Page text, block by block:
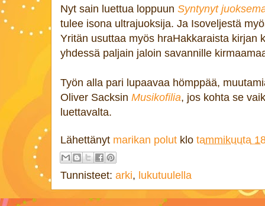
Nyt sain luettua loppuun Syntynyt
tulee isona ultrajuoksija. Ja Isoveljestä
Yritän usuttaa myös hraHakkaraista kirjan
yhdessä paljain jaloin savannille
Työn alla pari lupaavaa hömppää,
Oliver Sacksin Musikofilia, jos kohta se
luettavalta.
Lähettänyt marikan polut klo tammikuuta
Tunnisteet: arki, lukutuulella